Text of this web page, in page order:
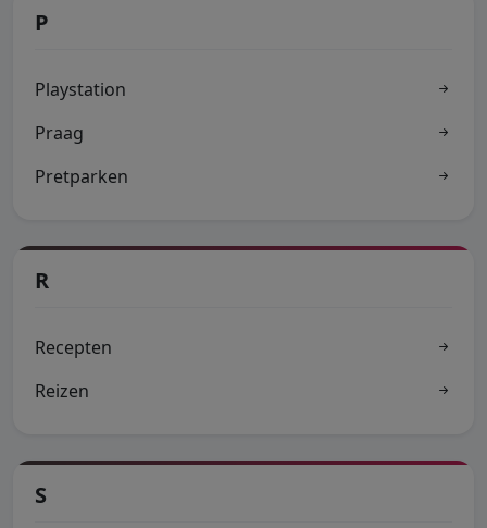
P
Playstation
Praag
Pretparken
R
Recepten
Reizen
S